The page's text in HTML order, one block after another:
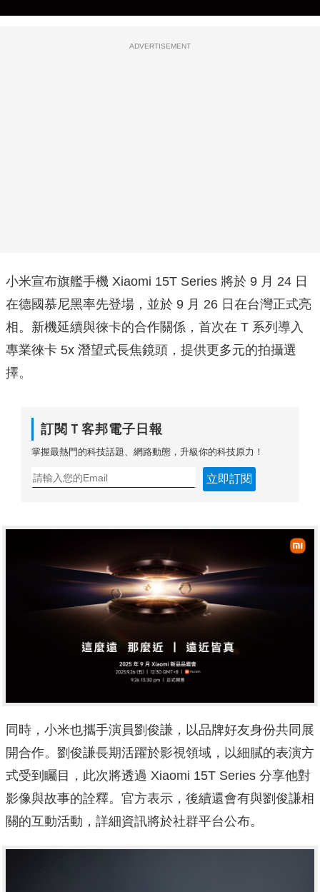
ADVERTISEMENT
小米宣布旗艦手機 Xiaomi 15T Series 將於 9 月 24 日
在德國慕尼黑率先登場，並於 9 月 26 日在台灣正式亮
相。新機延續與徠卡的合作關係，首次在 T 系列導入
專業徠卡 5x 潛望式長焦鏡頭，提供更多元的拍攝選
擇。
訂閱Ｔ客邦電子日報
掌握最熱門的科技話題、網路動態，升級你的科技原力！
立即訂閱
同時，小米也攜手演員劉俊謙，以品牌好友身份共同展
開合作。劉俊謙長期活躍於影視領域，以細膩的表演方
式受到矚目，此次將透過 Xiaomi 15T Series 分享他對
影像與故事的詮釋。官方表示，後續還會有與劉俊謙相
關的互動活動，詳細資訊將於社群平台公布。